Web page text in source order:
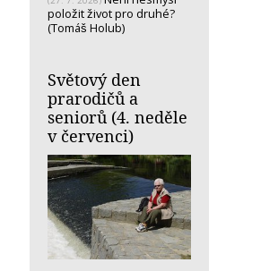
položit život pro druhé?
(Tomáš Holub)
Světový den
prarodičů a
seniorů (4. neděle
v červenci)